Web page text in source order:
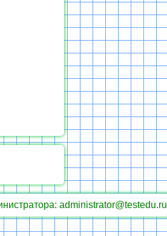
administrator@testedu.ru